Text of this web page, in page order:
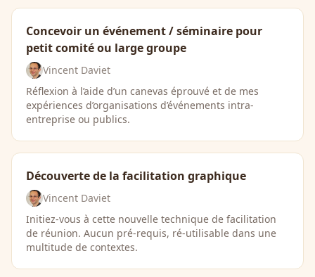
Concevoir un événement / séminaire pour
petit comité ou large groupe
Vincent Daviet
Réflexion à l’aide d’un canevas éprouvé et de mes
expériences d’organisations d’événements intra-
entreprise ou publics.
Découverte de la facilitation graphique
Vincent Daviet
Initiez-vous à cette nouvelle technique de facilitation
de réunion. Aucun pré-requis, ré-utilisable dans une
multitude de contextes.